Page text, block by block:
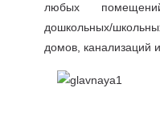
любых
дошкольных/
домов, канализаций